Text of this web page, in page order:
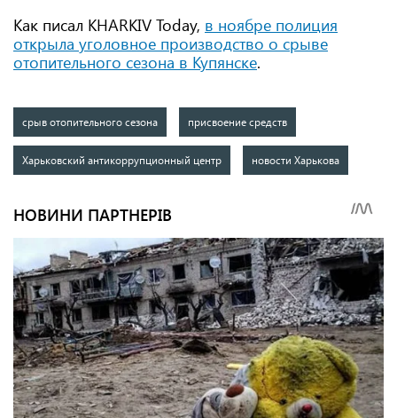
Как писал KHARKIV Today, в ноябре полиция
открыла уголовное производство о срыве
отопительного сезона в Купянске.
срыв отопительного сезона присвоение средств
Харьковский антикоррупционный центр новости Харькова